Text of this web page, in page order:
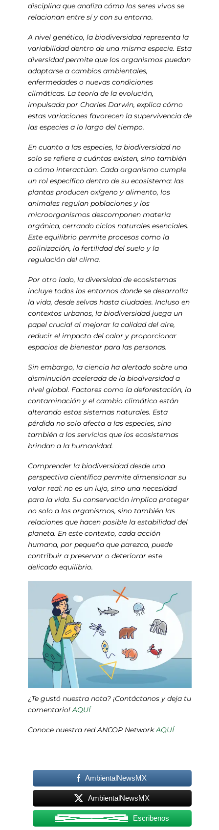
disciplina que analiza cómo los seres vivos se
relacionan entre sí y con su entorno.
A nivel genético, la biodiversidad representa la
variabilidad dentro de una misma especie. Esta
diversidad permite que los organismos puedan
adaptarse a cambios ambientales,
enfermedades o nuevas condiciones
climáticas. La teoría de la evolución,
impulsada por Charles Darwin, explica cómo
estas variaciones favorecen la supervivencia de
las especies a lo largo del tiempo.
En cuanto a las especies, la biodiversidad no
solo se refiere a cuántas existen, sino también
a cómo interactúan. Cada organismo cumple
un rol específico dentro de su ecosistema: las
plantas producen oxígeno y alimento, los
animales regulan poblaciones y los
microorganismos descomponen materia
orgánica, cerrando ciclos naturales esenciales.
Este equilibrio permite procesos como la
polinización, la fertilidad del suelo y la
regulación del clima.
Por otro lado, la diversidad de ecosistemas
incluye todos los entornos donde se desarrolla
la vida, desde selvas hasta ciudades. Incluso en
contextos urbanos, la biodiversidad juega un
papel crucial al mejorar la calidad del aire,
reducir el impacto del calor y proporcionar
espacios de bienestar para las personas.
Sin embargo, la ciencia ha alertado sobre una
disminución acelerada de la biodiversidad a
nivel global. Factores como la deforestación, la
contaminación y el cambio climático están
alterando estos sistemas naturales. Esta
pérdida no solo afecta a las especies, sino
también a los servicios que los ecosistemas
brindan a la humanidad.
Comprender la biodiversidad desde una
perspectiva científica permite dimensionar su
valor real: no es un lujo, sino una necesidad
para la vida. Su conservación implica proteger
no solo a los organismos, sino también las
relaciones que hacen posible la estabilidad del
planeta. En este contexto, cada acción
humana, por pequeña que parezca, puede
contribuir a preservar o deteriorar este
delicado equilibrio.
¿Te gustó nuestra nota? ¡Contáctanos y deja tu
comentario!AQUÍ
Conoce nuestra red ANCOP NetworkAQUÍ
AmbientalNewsMX
AmbientalNewsMX
Escribenos